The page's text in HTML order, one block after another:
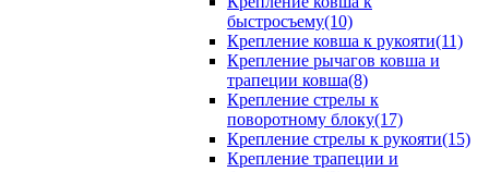
быстросъему(10)
Крепление ковша к рукояти(11)
Крепление рычагов ковша и
трапеции ковша(8)
Крепление стрелы к
поворотному блоку(17)
Крепление стрелы к рукояти(15)
Крепление трапеции и